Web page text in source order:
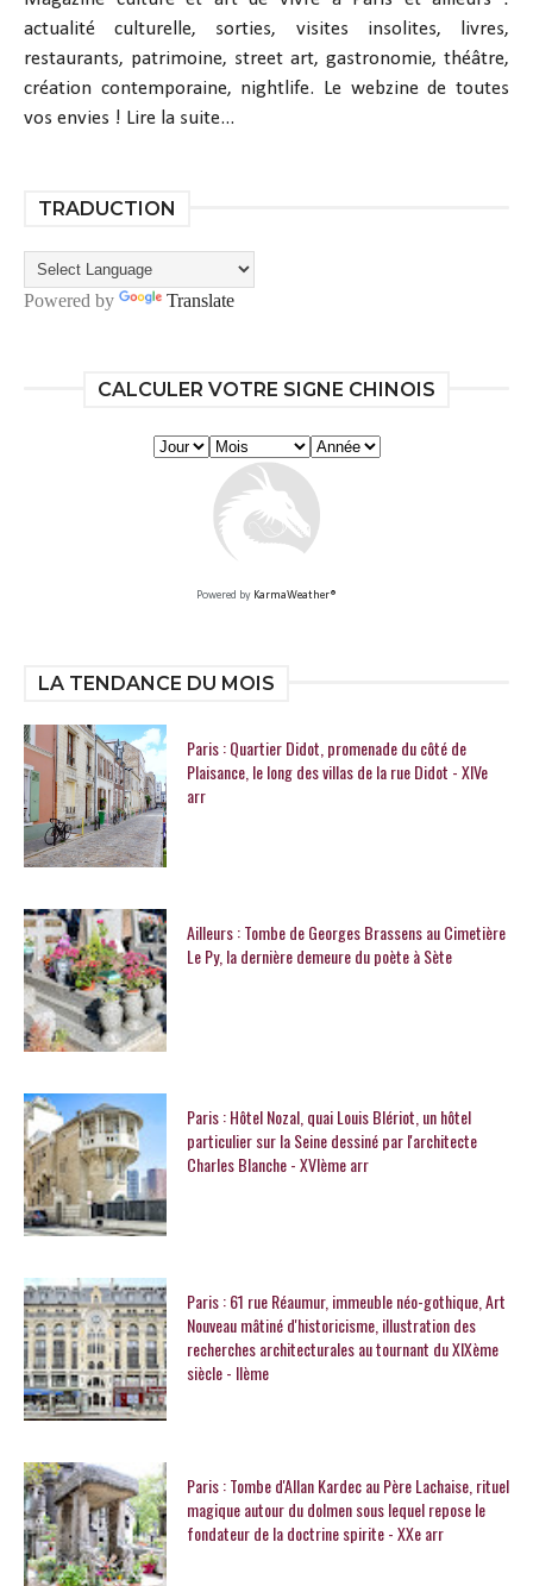
actualité culturelle, sorties, visites insolites, livres,
restaurants, patrimoine, street art, gastronomie, théâtre,
création contemporaine, nightlife. Le webzine de toutes
vos envies ! Lire la suite...
TRADUCTION
Powered by Translate
CALCULER VOTRE SIGNE CHINOIS
Powered by KarmaWeather®
LA TENDANCE DU MOIS
Paris : Quartier Didot, promenade du côté de
Plaisance, le long des villas de la rue Didot - XIVe
arr
Ailleurs : Tombe de Georges Brassens au Cimetière
Le Py, la dernière demeure du poète à Sète
Paris : Hôtel Nozal, quai Louis Blériot, un hôtel
particulier sur la Seine dessiné par l'architecte
Charles Blanche - XVIème arr
Paris : 61 rue Réaumur, immeuble néo-gothique, Art
Nouveau mâtiné d'historicisme, illustration des
recherches architecturales au tournant du XIXème
siècle - IIème
Paris : Tombe d'Allan Kardec au Père Lachaise, rituel
magique autour du dolmen sous lequel repose le
fondateur de la doctrine spirite - XXe arr